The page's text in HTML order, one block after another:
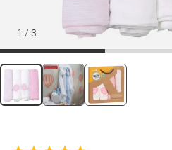
1 / 3